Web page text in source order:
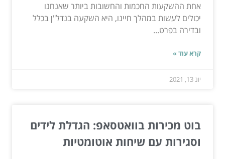
אחת ההשקעות החכמות והחשובות ביותר שאנחנו
יכולים לעשות במהלך חיינו, היא השקעה בנדל"ן בכלל
ובדירה בפרט...
קרא עוד »
יונ 13, 2021
בוט מכירות בוואטסאפ: הגדלת לידים
וסגירות עם שיחות אוטומטיות